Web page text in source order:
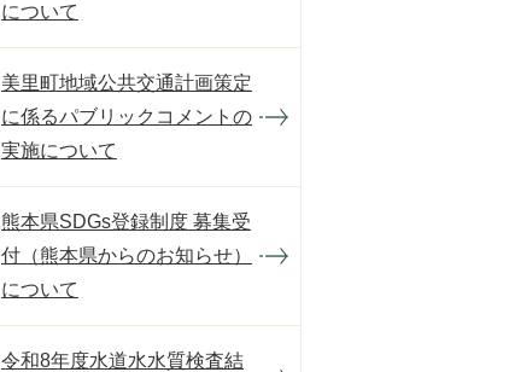
について
美里町地域公共交通計画策定
に係るパブリックコメントの
実施について
熊本県SDGs登録制度 募集受
付（熊本県からのお知らせ）
について
令和8年度水道水水質検査結